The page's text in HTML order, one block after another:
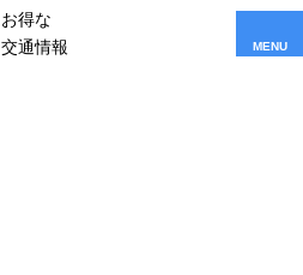
お得な
交通情報
MENU